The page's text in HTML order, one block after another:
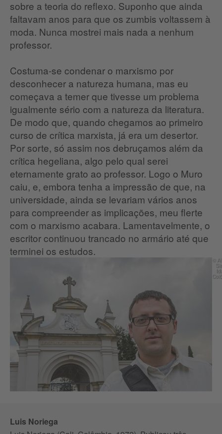
sobre a teoria do reflexo. Suponho que ainda
faltavam anos para que os zumbis voltassem à
moda. Nunca mostrei mais nada a nenhum
professor.
Costuma-se condenar o marxismo por
desconhecer a natureza humana, mas eu
começava a temer que tivesse um problema
igualmente sério com a natureza da literatura.
De modo que, quando chegamos ao primeiro
curso de crítica marxista, já era um desertor.
Por sorte, só assim nos debruçamos além da
crítica hegeliana, algo pelo qual serei
eternamente grato ao professor. Logo o Muro
caiu, e, embora tenha a impressão de que, na
universidade, ainda se levariam vários anos
para compreender as implicações, meu flerte
com o marxismo acabara. Lamentavelmente, o
escritor continuou trancado no armário até que
terminei os estudos.
©
Luis Noriega